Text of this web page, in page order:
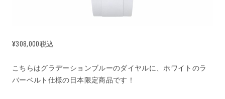
¥308,000税込
こちらはグラデーションブルーのダイヤルに、ホワイトのラ
バーベルト仕様の日本限定商品です！